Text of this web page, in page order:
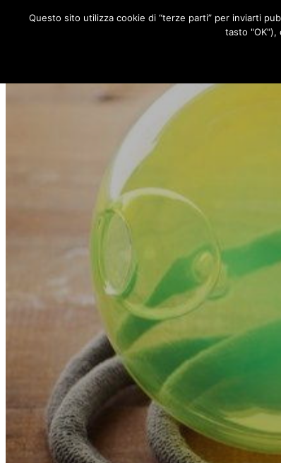
Questo sito utilizza cookie di “terze parti” per inviarti
tasto "OK"),